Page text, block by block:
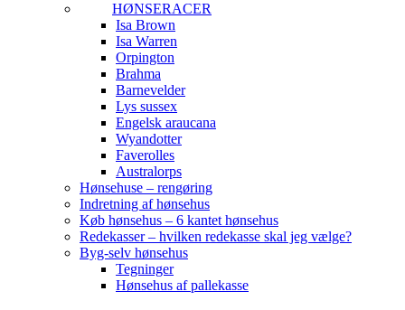
HØNSERACER
Isa Brown
Isa Warren
Orpington
Brahma
Barnevelder
Lys sussex
Engelsk araucana
Wyandotter
Faverolles
Australorps
Hønsehuse – rengøring
Indretning af hønsehus
Køb hønsehus – 6 kantet hønsehus
Redekasser – hvilken redekasse skal jeg vælge?
Byg-selv hønsehus
Tegninger
Hønsehus af pallekasse